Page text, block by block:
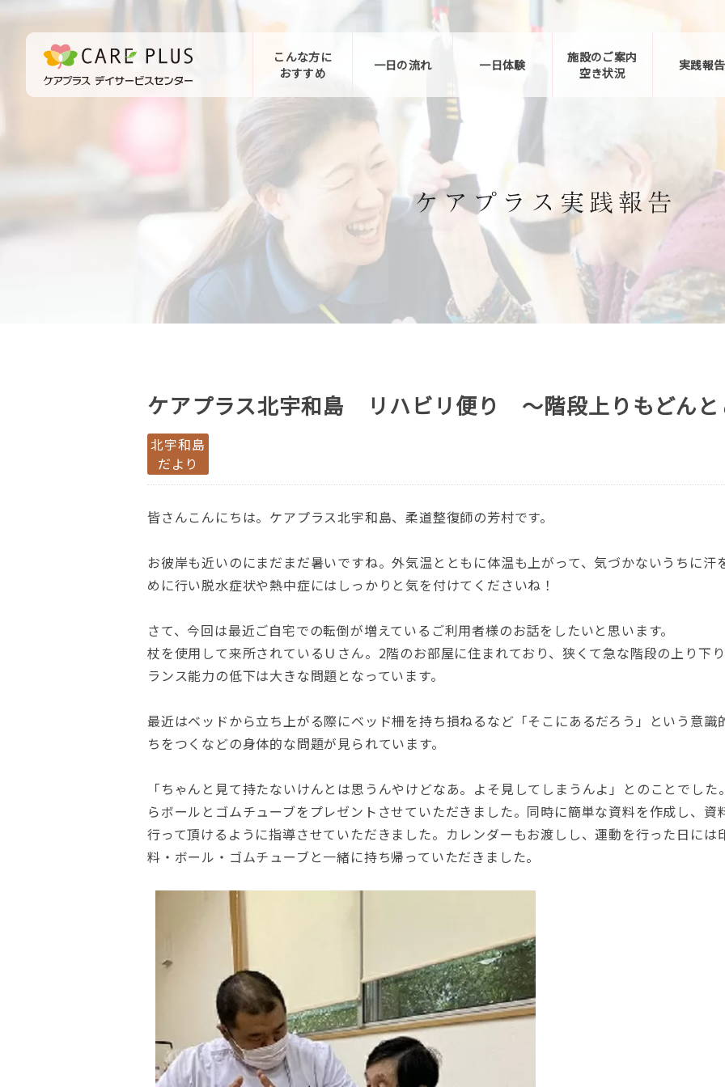
こんな方に
おすすめ
一日の流れ 一日体験
施設のご案内
空き状況
実践報告
お問い合わせ
ケアプラス北宇和島 リハビリ便り ～階段上りもどんと
北宇和島
だより
皆さんこんにちは。ケアプラス北宇和島、柔道整復師の芳村です。
お彼岸も近いのにまだまだ暑いですね。外気温とともに体温も上がって、気づかないうちに汗
めに行い脱水症状や熱中症にはしっかりと気を付けてくださいね！
さて、今回は最近ご自宅での転倒が増えているご利用者様のお話をしたいと思います。
杖を使用して来所されているＵさん。2階のお部屋に住まれており、狭くて急な階段の上り下
ランス能力の低下は大きな問題となっています。
最近はベッドから立ち上がる際にベッド柵を持ち損ねるなど「そこにあるだろう」という意
ちをつくなどの身体的な問題が見られています。
「ちゃんと見て持たないけんとは思うんやけどなあ。よそ見してしまうんよ」とのことでし
らボールとゴムチューブをプレゼントさせていただきました。同時に簡単な資料を作成し、
行って頂けるように指導させていただきました。カレンダーもお渡しし、運動を行った日に
料・ボール・ゴムチューブと一緒に持ち帰っていただきました。